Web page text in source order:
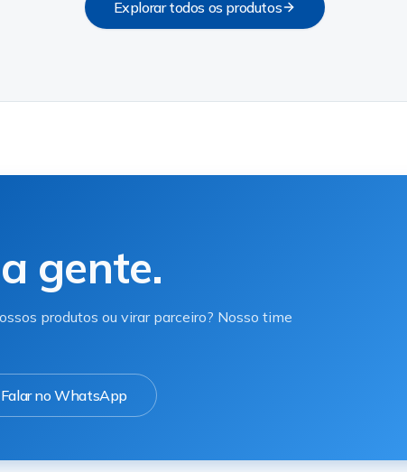
Explorar todos os produtos
gente.
produtos ou virar parceiro? Nosso time
Falar no WhatsApp